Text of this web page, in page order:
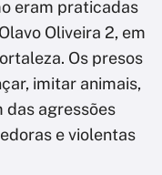
eram praticadas
Oliveira 2, em
Os presos
imitar animais,
das agressões
e violentas